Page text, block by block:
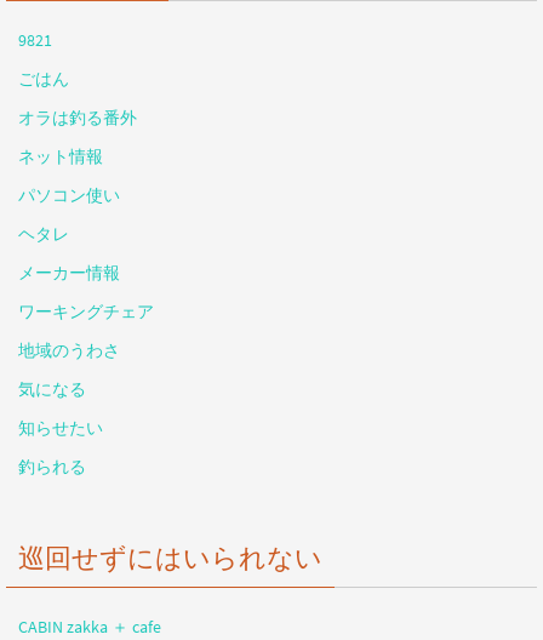
9821
ごはん
オラは釣る番外
ネット情報
パソコン使い
ヘタレ
メーカー情報
ワーキングチェア
地域のうわさ
気になる
知らせたい
釣られる
巡回せずにはいられない
CABIN zakka ＋ cafe